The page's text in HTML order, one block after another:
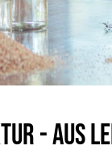
- Aus